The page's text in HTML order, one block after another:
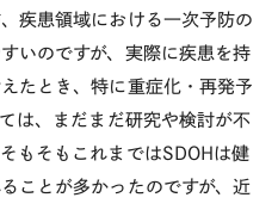
疾患領域における一次予防の
いのですが、実際に疾患を持
たとき、特に重症化・再発予
は、まだまだ研究や検討が不
もそもこれまではSDOH は健
ことが多かったのですが、近